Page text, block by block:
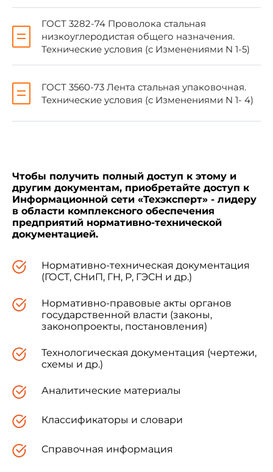
3 Постановлением Госстандарта России от
2 июня 1994 г. N 160 межгосударственный
стандарт ГОСТ 21100-93 введен в действие в
ИНФОРМАЦИОННЫЕ ДАННЫЕ
ДОКУМЕНТЫ
ГОСТ 247-58
ГОСТ 3560-73
ГОСТ 3282-74 Проволока стальная
низкоуглеродистая общего назначения.
Технические условия (с Изменениями N 1-5)
ГОСТ 3560-73 Лента стальная упаковочная.
Технические условия (с Изменениями N 1- 4)
Чтобы получить полный доступ к этому и
другим документам, приобретайте доступ к
Информационной сети «Техэксперт» - лидеру
в области комплексного обеспечения
предприятий нормативно-технической
документацией.
Нормативно-техническая документация
(ГОСТ, СНиП, ГН, Р, ГЭСН и др.)
Нормативно-правовые акты органов
государственной власти (законы,
законопроекты, постановления)
Технологическая документация (чертежи,
схемы и др.)
Аналитические материалы
Классификаторы и словари
Справочная информация